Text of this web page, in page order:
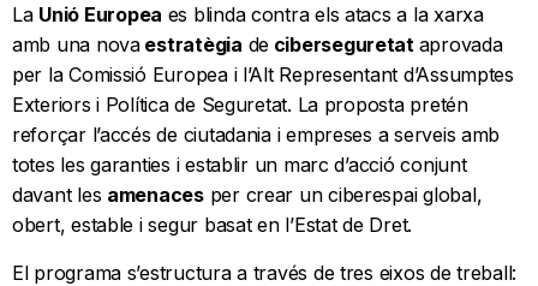
La Unió Europea es blinda contra els atacs a la xarxa
amb una novaestratègia de ciberseguretat aprovada
per la Comissió Europea i l’Alt Representant d’Assumptes
Exteriors i Política de Seguretat. La proposta pretén
reforçar l’accés de ciutadania i empreses a serveis amb
totes les garanties i establir un marc d’acció conjunt
davant les amenacesper crear un ciberespai global,
obert, estable i segur basat en l’Estat de Dret.
El programa s’estructura a través de tres eixos de treball: